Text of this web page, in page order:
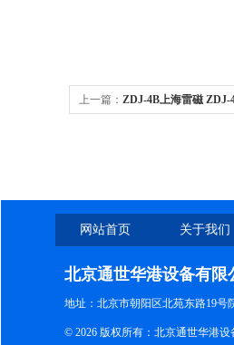
上一篇： ZDJ-4B上海雷磁 ZDJ-
网站首页 关于我们
北京通世华港设备有限
地址：北京市朝阳区北苑东路19号
© 2026 版权所有：北京通世华港设